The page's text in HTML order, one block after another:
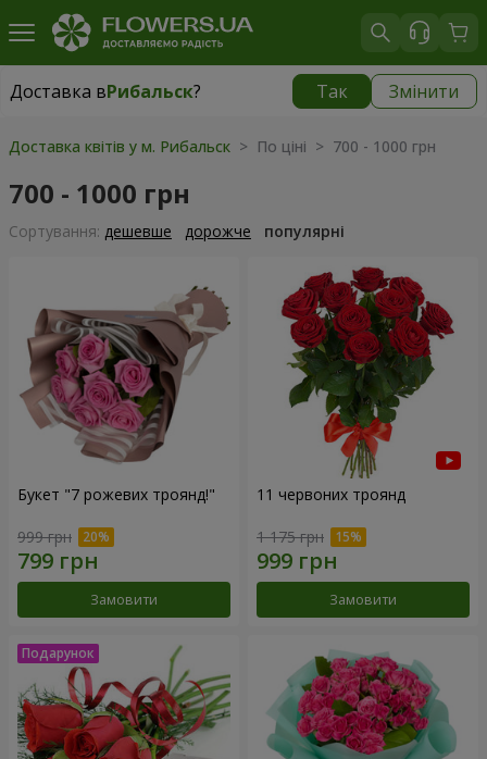
Доставка вРибальск? Так Змінити
Доставка вРибальск|
Доставка квітів у м. Рибальск > По ціні > 700 - 1000 грн
700 - 1000 грн
Сортування: дешевше дорожче популярні
Букет "7 рожевих троянд!"
999 грн
Замовити
11 червоних троянд
1 175 грн
Замовити